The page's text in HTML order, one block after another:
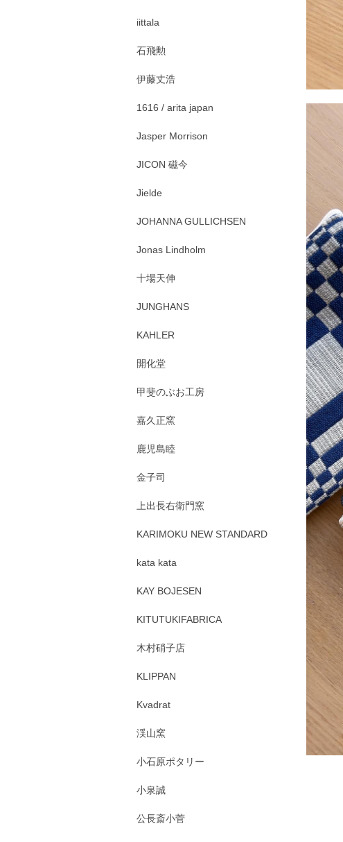
iittala
石飛勲
伊藤丈浩
1616 / arita japan
Jasper Morrison
JICON 磁今
Jielde
JOHANNA GULLICHSEN
Jonas Lindholm
十場天伸
JUNGHANS
KAHLER
開化堂
甲斐のぶお工房
嘉久正窯
鹿児島睦
金子司
上出長右衛門窯
KARIMOKU NEW STANDARD
kata kata
KAY BOJESEN
KITUTUKIFABRICA
木村硝子店
KLIPPAN
Kvadrat
渓山窯
小石原ポタリー
小泉誠
公長斎小菅